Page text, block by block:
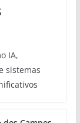
IA,
sistemas